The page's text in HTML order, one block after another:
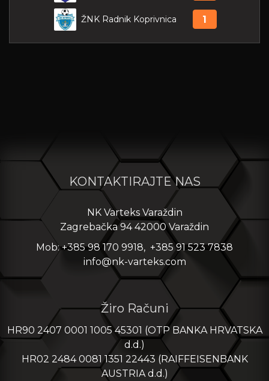
ŽNK Radnik Koprivnica 1
KONTAKTIRAJTE NAS
NK Varteks Varaždin
Zagrebačka 94 42000 Varaždin
Mob: +385 98 170 9918, +385 91 523 7838
info@nk-varteks.com
Žiro Računi
HR90 2407 0001 1005 45301 (OTP BANKA HRVATSKA
d.d.)
HR02 2484 0081 1351 22443 (RAIFFEISENBANK
AUSTRIA d.d.)